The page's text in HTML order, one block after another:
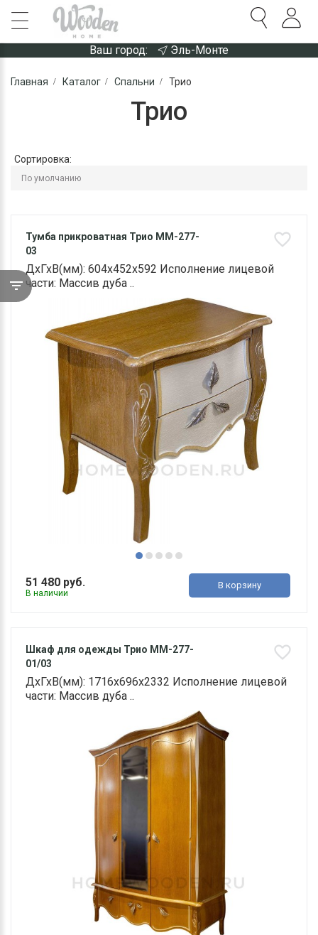
Ваш город: Эль-Монте
Главная Каталог Спальни Трио
Трио
Сортировка:
Тумба прикроватная Трио ММ-277-
03
ДхГхВ(мм): 604х452х592 Исполнение лицевой
части: Массив дуба ..
51 480 руб.
В наличии
В корзину
Шкаф для одежды Трио ММ-277-
01/03
ДхГхВ(мм): 1716х696х2332 Исполнение лицевой
части: Массив дуба ..